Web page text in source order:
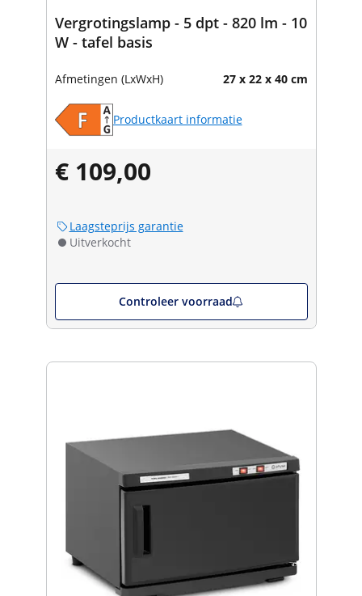
Vergrotingslamp - 5 dpt - 820 lm - 10
W - tafel basis
Afmetingen (LxWxH) 27 x 22 x 40 cm
Productkaart informatie
€ 109,00
Laagsteprijs garantie
Uitverkocht
Controleer voorraad